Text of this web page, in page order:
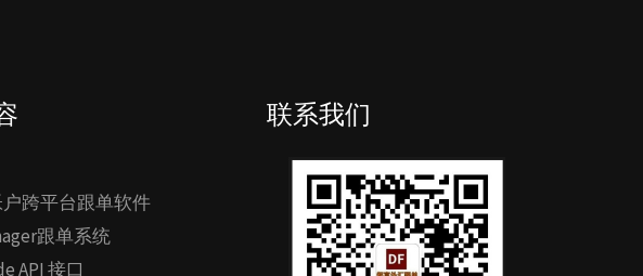
跨平台跟单软件
跟单系统
API 接口
联系我们